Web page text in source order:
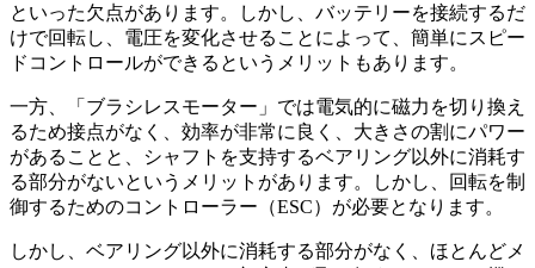
といった欠点があります。しかし、バッテリーを接続するだ
けで回転し、電圧を変化させることによって、簡単にスピー
ドコントロールができるというメリットもあります。
一方、「ブラシレスモーター」では電気的に磁力を切り換え
るため接点がなく、効率が非常に良く、大きさの割にパワー
があることと、シャフトを支持するベアリング以外に消耗す
る部分がないというメリットがあります。しかし、回転を制
御するためのコントローラー（ESC）が必要となります。
しかし、ベアリング以外に消耗する部分がなく、ほとんどメ